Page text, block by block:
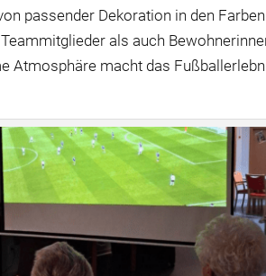
passender Dekoration in den
als auch
Atmosphäre macht das